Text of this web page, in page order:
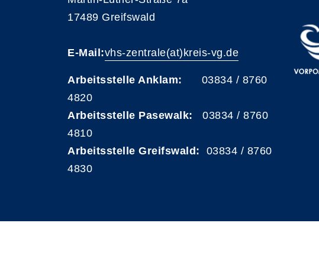
17489 Greifswald
E-Mail:vhs-zentrale(at)kreis-vg.de
Arbeitsstelle Anklam: 03834 / 8760
4820
Arbeitsstelle Pasewalk: 03834 / 8760
4810
Arbeitsstelle Greifswald: 03834 / 8760
4830